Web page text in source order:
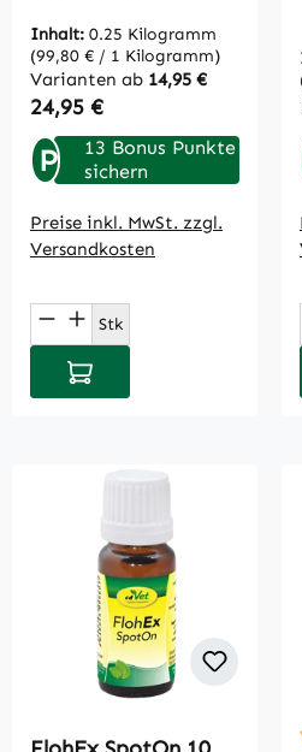
Inhalt: 0.25 Kilogramm
(99,80 € / 1 Kilogramm)
Varianten ab 14,95 €
Regulärer Preis:
24,95 €
P
13 Bonus Punkte
sichern
Preise inkl. MwSt. zzgl.
Versandkosten
Produkt Anzahl: Gib
Stk
In den Warenkorb